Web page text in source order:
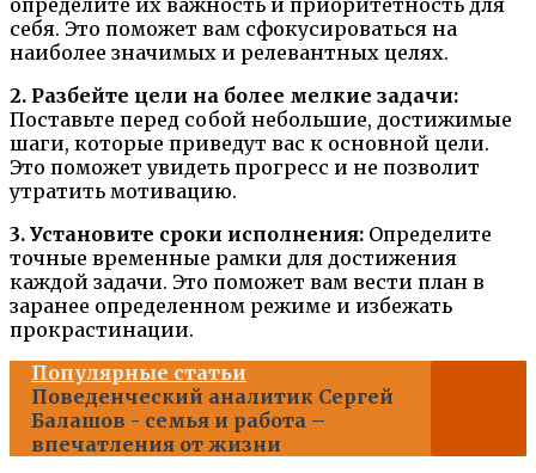
себя. Это поможет вам сфокусироваться на
наиболее значимых и релевантных целях.
2. Разбейте цели на более мелкие задачи:
Поставьте перед собой небольшие, достижимые
шаги, которые приведут вас к основной цели.
Это поможет увидеть прогресс и не позволит
утратить мотивацию.
3. Установите сроки исполнения: Определите
точные временные рамки для достижения
каждой задачи. Это поможет вам вести план в
заранее определенном режиме и избежать
прокрастинации.
Популярные статьи
Поведенческий аналитик Сергей
Балашов - семья и работа –
впечатления от жизни